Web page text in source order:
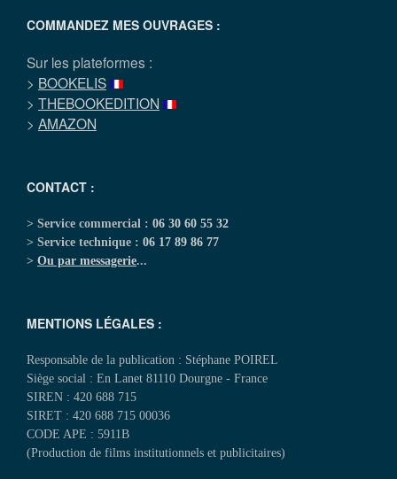
COMMANDEZ MES OUVRAGES :
Sur les plateformes :
> BOOKELIS
> THEBOOKEDITION
> AMAZON
CONTACT :
> Service commercial : 06 30 60 55 32
> Service technique : 06 17 89 86 77
> Ou par messagerie...
MENTIONS LÉGALES :
Responsable de la publication : Stéphane POIREL
Siège social : En Lanet 81110 Dourgne - France
SIREN : 420 688 715
SIRET : 420 688 715 00036
CODE APE : 5911B
(Production de films institutionnels et publicitaires)